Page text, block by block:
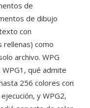
de
de dibujo
con
rellenas) como
archivo. WPG
qué admite
256 colores con
y WPG2,